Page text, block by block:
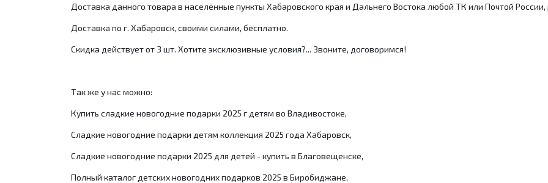
Доставка данного товара в населённые пункты Хабаровского края и Дальнего Востока любой ТК или Почтой
Доставка по г. Хабаровск, своими силами, бесплатно.
Скидка действует от 3 шт. Хотите эксклюзивные условия?... Звоните, договоримся!
Так же у нас можно:
Купить сладкие новогодние подарки 2025 г детям во Владивостоке,
Сладкие новогодние подарки детям коллекция 2025 года Хабаровск,
Сладкие новогодние подарки 2025 для детей - купить в Благовещенске,
Полный каталог детских новогодних подарков 2025 в Биробиджане,